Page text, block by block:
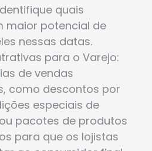
quais
maior potencial de
nessas datas.
para o Varejo:
de vendas
como descontos por
especiais de
pacotes de produtos
para que os lojistas